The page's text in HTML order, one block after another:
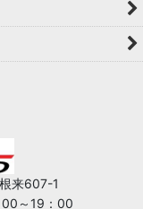
来607-1
～19：00